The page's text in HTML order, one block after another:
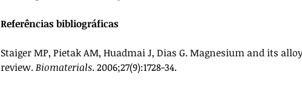
Referências bibliográficas
Staiger MP, Pietak AM, Huadmai J, Dias G. Magnesium and its
review. Biomaterials. 2006;27(9):1728-34.